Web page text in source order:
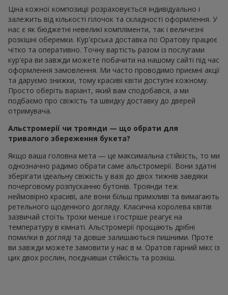
Ціна кожної композиції розраховується індивідуально і
залежить від кількості гілочок та складності оформлення. У
нас є як бюджетні невеликі компліменти, так і величезні
розкішні оберемки. Кур'єрська доставка по Оратову працює
чітко та оперативно. Точну вартість разом із послугами
кур'єра ви завжди можете побачити на нашому сайті під час
оформлення замовлення. Ми часто проводимо приємні акції
та даруємо знижки, тому красиві квіти доступні кожному.
Просто оберіть варіант, який вам сподобався, а ми
подбаємо про свіжість та швидку доставку до дверей
отримувача.
Альстромерії чи троянди — що обрати для
тривалого збереження букета?
Якщо ваша головна мета — це максимальна стійкість, то ми
однозначно радимо обрати саме альстромерії. Вони здатні
зберігати ідеальну свіжість у вазі до двох тижнів завдяки
почерговому розпусканню бутонів. Троянди теж
неймовірно красиві, але вони більш примхливі та вимагають
ретельного щоденного догляду. Класична королева квітів
зазвичай стоїть трохи менше і гостріше реагує на
температуру в кімнаті. Альстромерії прощають дрібні
помилки в догляді та довше залишаються пишними. Проте
ви завжди можете замовити у нас в м. Оратов гарний мікс із
цих двох рослин, поєднавши стійкість та розкіш.